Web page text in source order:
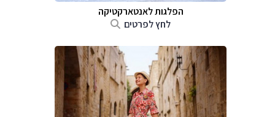
הפלגות לאנטארקטיקה
לחץ לפרטים